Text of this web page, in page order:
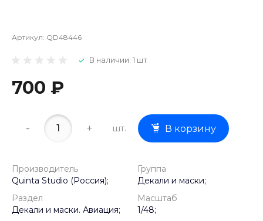
Артикул: QD48446
В наличии: 1 шт
700 ₽
- + шт. В корзину
Производитель
Quinta Studio (Россия);
Группа
Декали и маски;
Раздел
Декали и маски. Авиация;
Масштаб
1/48;